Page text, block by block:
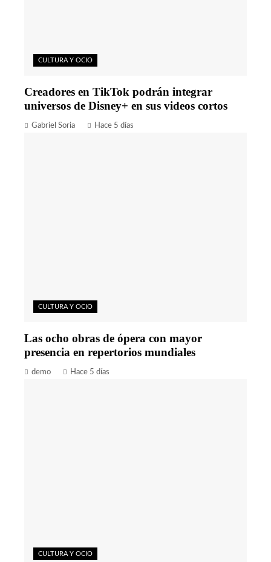
CULTURA Y OCIO
Creadores en TikTok podrán integrar
universos de Disney+ en sus videos cortos
Gabriel Soria Hace 5 días
CULTURA Y OCIO
Las ocho obras de ópera con mayor
presencia en repertorios mundiales
demo Hace 5 días
CULTURA Y OCIO